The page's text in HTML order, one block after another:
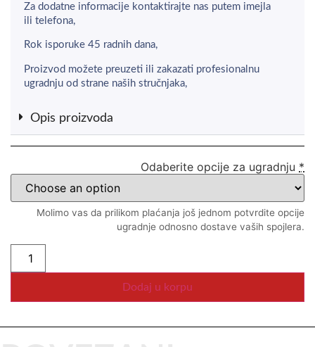
Za dodatne informacije kontaktirajte nas putem imejla
ili telefona,
Rok isporuke 45 radnih dana,
Proizvod možete preuzeti ili zakazati profesionalnu
ugradnju od strane naših stručnjaka,
Opis proizvoda
Odaberite opcije za ugradnju *
Molimo vas da prilikom plaćanja još jednom potvrdite opcije
ugradnje odnosno dostave vaših spojlera.
Dodaj u korpu